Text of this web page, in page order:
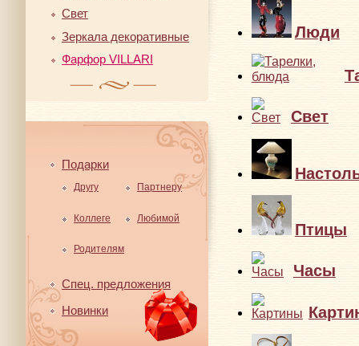
Свет
Зеркала декоративные
Фарфор VILLARI
Подарки
Другу Партнеру
Коллеге Любимой
Родителям
Спец. предложения
Новинки
Люди
Свет
Птицы
Часы